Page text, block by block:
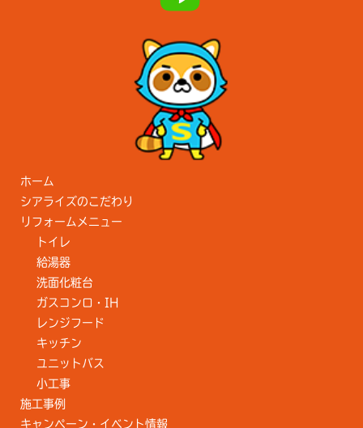
ホーム
シアライズのこだわり
リフォームメニュー
トイレ
給湯器
洗面化粧台
ガスコンロ・IH
レンジフード
キッチン
ユニットバス
小工事
施工事例
キャンペーン・イベント情報